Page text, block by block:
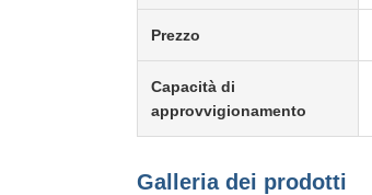
Prezzo
Capacità di
approvvigionamento
Galleria dei prodotti